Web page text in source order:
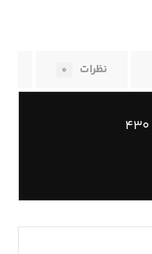
نظرات ۰